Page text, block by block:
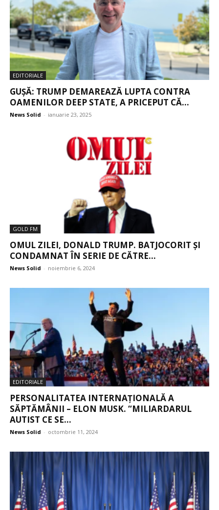
EDITORIALE
GUȘĂ: TRUMP DEMAREAZĂ LUPTA CONTRA
OAMENILOR DEEP STATE, A PRICEPUT CĂ...
News Solid - ianuarie 23, 2025
GOLD FM
OMUL ZILEI, DONALD TRUMP. BATJOCORIT ȘI
CONDAMNAT ÎN SERIE DE CĂTRE...
News Solid - noiembrie 6, 2024
EDITORIALE
PERSONALITATEA INTERNAȚIONALĂ A
SĂPTĂMÂNII – ELON MUSK. “MILIARDARUL
AUTIST CE SE...
News Solid - octombrie 11, 2024